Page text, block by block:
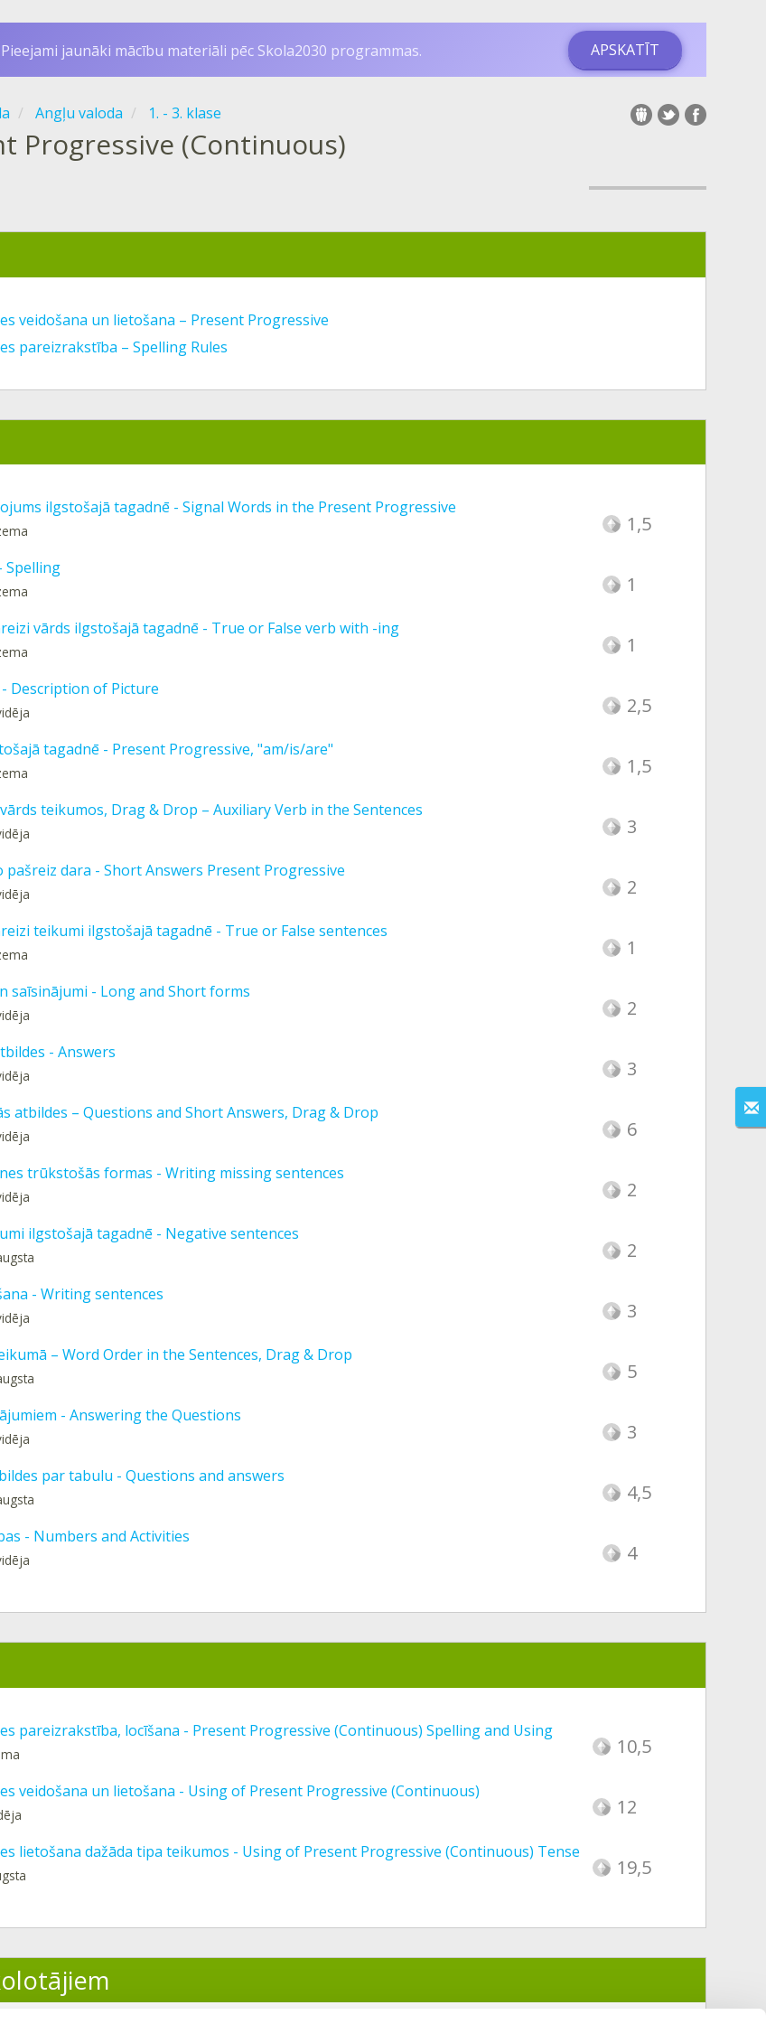
Pieejami jaunāki mācību materiāli pēc Skola2030 programmas. APSKATĪT
Angļu valoda 1. - 3. klase
Progressive (Continuous)
veidošana un lietošana – Present Progressive
pareizrakstība – Spelling Rules
ilgstošajā tagadnē - Signal Words in the Present Progressive
1,5
Spelling
1
vārds ilgstošajā tagadnē - True or False verb with -ing
1
Description of Picture
2,5
tagadnē - Present Progressive, "am/is/are"
1,5
teikumos, Drag & Drop – Auxiliary Verb in the Sentences
3
pašreiz dara - Short Answers Present Progressive
2
teikumi ilgstošajā tagadnē - True or False sentences
1
saīsinājumi - Long and Short forms
2
- Answers
3
atbildes – Questions and Short Answers, Drag & Drop
6
trūkstošās formas - Writing missing sentences
2
ilgstošajā tagadnē - Negative sentences
2
- Writing sentences
3
– Word Order in the Sentences, Drag & Drop
5
- Answering the Questions
3
par tabulu - Questions and answers
4,5
- Numbers and Activities
4
pareizrakstība, locīšana - Present Progressive (Continuous) Spelling and Using
10,5
veidošana un lietošana - Using of Present Progressive (Continuous)
12
lietošana dažāda tipa teikumos - Using of Present Progressive (Continuous) Tense
19,5